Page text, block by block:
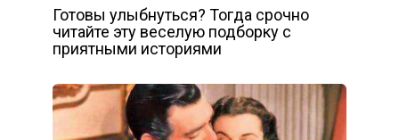
Готовы улыбнуться? Тогда срочно
читайте эту веселую подборку с
приятными историями